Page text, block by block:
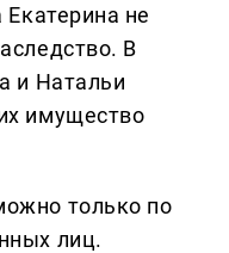
Екатерина не
В
и Натальи
имущество
только по
лиц.